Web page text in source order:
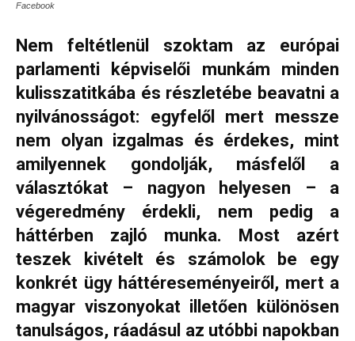
Facebook
Nem feltétlenül szoktam az európai
parlamenti képviselői munkám minden
kulisszatitkába és részletébe beavatni a
nyilvánosságot: egyfelől mert messze
nem olyan izgalmas és érdekes, mint
amilyennek gondolják, másfelől a
választókat – nagyon helyesen – a
végeredmény érdekli, nem pedig a
háttérben zajló munka. Most azért
teszek kivételt és számolok be egy
konkrét ügy háttéreseményeiről, mert a
magyar viszonyokat illetően különösen
tanulságos, ráadásul az utóbbi napokban